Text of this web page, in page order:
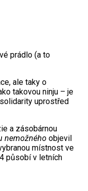
prádlo (a to
ale taky o
takovou ninju – je
uprostřed
a zásobárnou
nemožného objevil
místnost ve
působí v letních